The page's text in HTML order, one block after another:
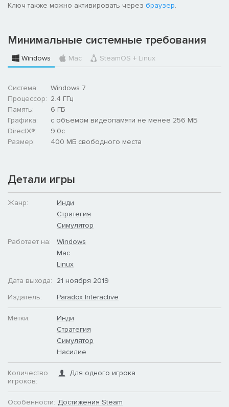
Ключ также можно активировать через браузер.
Минимальные системные требования
Windows Mac SteamOS + Linux
Система:
Windows 7
Процессор: 2.4 ГГц
Память:
6 ГБ
Графика:
с объемом видеопамяти не менее 256 МБ
DirectX®:
9.0c
Размер:
400 MБ свободного места
Детали игры
Жанр:
Инди
Стратегия
Симулятор
Работает на:
Windows
Mac
Linux
Дата выхода:
21 ноября 2019
Издатель:
Paradox Interactive
Метки:
Инди
Стратегия
Симулятор
Насилие
Количество
игроков:
Для одного игрока
Особенности: Достижения Steam